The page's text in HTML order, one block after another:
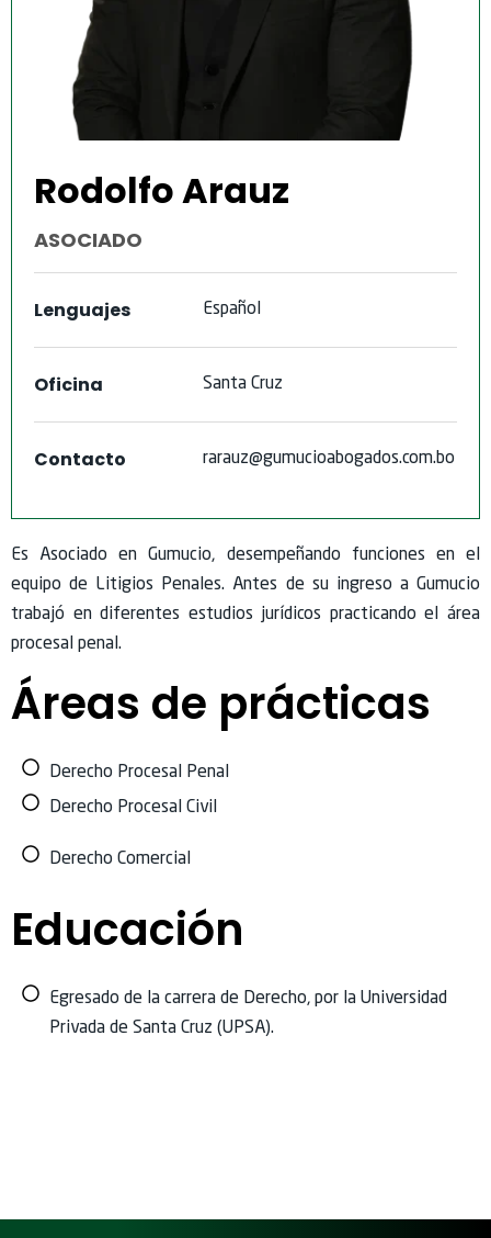
Rodolfo Arauz
ASOCIADO
Lenguajes Español
Oficina Santa Cruz
Contacto rarauz@gumucioabogados.com.bo
Es Asociado en Gumucio, desempeñando funciones en el
equipo de Litigios Penales. Antes de su ingreso a Gumucio
trabajó en diferentes estudios jurídicos practicando el área
procesal penal.
Áreas de prácticas
Derecho Procesal Penal
Derecho Procesal Civil
Derecho Comercial
Educación
Egresado de la carrera de Derecho, por la Universidad
Privada de Santa Cruz (UPSA).